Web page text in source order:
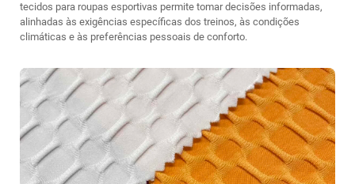
tecidos para roupas esportivas permite tomar decisões informadas,
alinhadas às exigências específicas dos treinos, às condições
climáticas e às preferências pessoais de conforto.